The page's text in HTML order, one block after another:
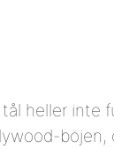
heller
böjen,